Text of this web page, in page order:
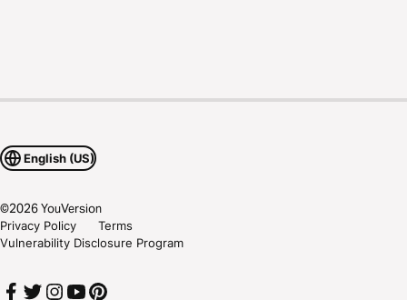
English (US)
©2026YouVersion
Privacy Policy
Terms
Vulnerability Disclosure Program